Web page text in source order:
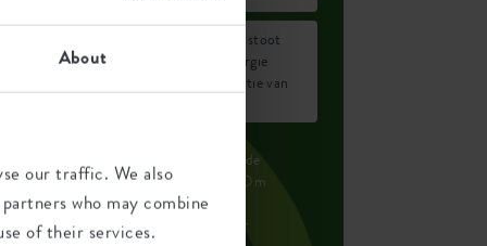
About
our traffic. We also
who may combine
of their services.
0,8
Gemiddelde uitstoot
van groene energie
voor de productie van
De uitstoot per product is gebaseerd op de
CO2 uitstoot van de elho groep. Om
voetafdruk per product te berekenen,
we de totale CO2-voetafdruk door